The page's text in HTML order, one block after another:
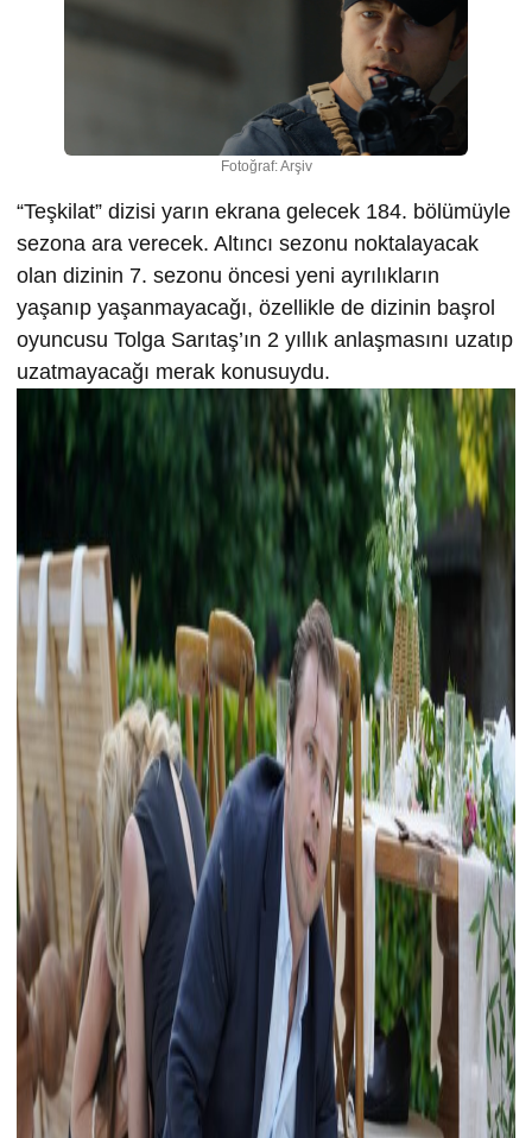
Fotoğraf: Arşiv
“Teşkilat” dizisi yarın ekrana gelecek 184. bölümüyle
sezona ara verecek. Altıncı sezonu noktalayacak
olan dizinin 7. sezonu öncesi yeni ayrılıkların
yaşanıp yaşanmayacağı, özellikle de dizinin başrol
oyuncusu Tolga Sarıtaş’ın 2 yıllık anlaşmasını uzatıp
uzatmayacağı merak konusuydu.